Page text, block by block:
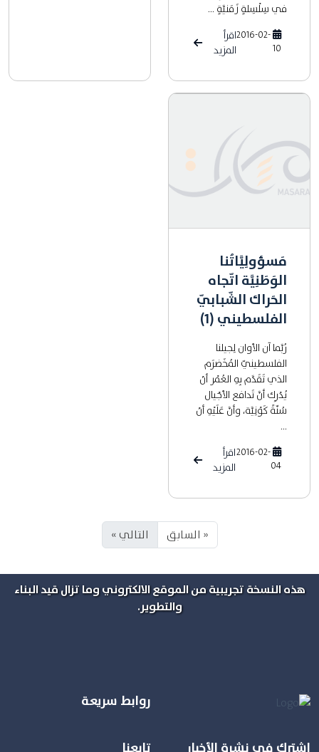
في سِلْسِلةٍ زَمَنيَّةٍ ...
2016-02-
10
اقرأ
المزيد
مَسؤولِيَّاتُنا
الوَطَنِيَّة اتّجاه
الحَراك الشّبابيّ
الفلسطيني (1)
رُبَّما آن الأوان لِجيلنا
الفلسطينيّ المُخَضرَم
الذي تَقَدَّم بِهِ العُمْر أنْ
يُدْرِك أنَّ تَدافع الأجْيال
سُنّةً كَوْنِيَّة، وأنَّ عَلَيْهِ أنْ
2016-02-
04
اقرأ
المزيد
« السابق التالي »
هذه النسخة تجريبية من الموقع الالكتروني وما تزال قيد البناء
والتطوير.
روابط سريعة
اشترك في نشرة الأخبار تابعنا